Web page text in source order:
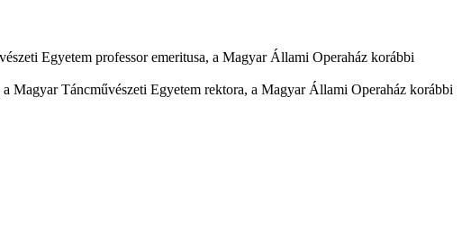
Egyetem professor emeritusa, a Magyar Állami Operaház korábbi
Magyar Táncművészeti Egyetem rektora, a Magyar Állami Operaház korábbi